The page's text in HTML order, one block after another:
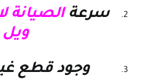
سرعة الصيانة
ويل
وجود قطع